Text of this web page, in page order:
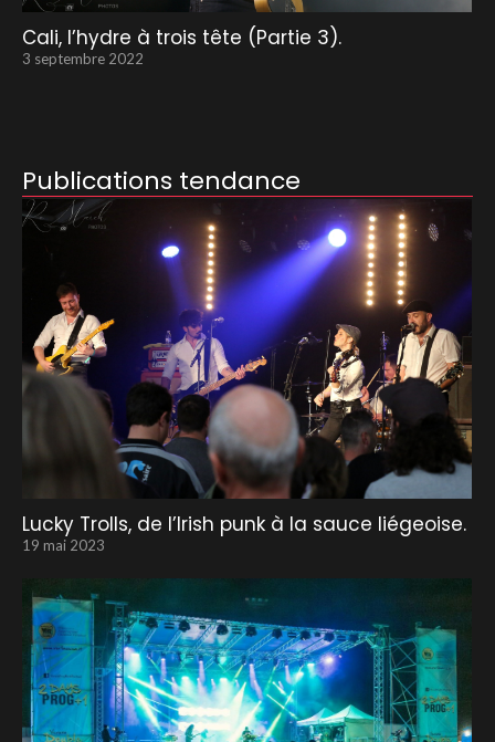
Cali, l’hydre à trois tête (Partie 3).
3 septembre 2022
Publications tendance
Lucky Trolls, de l’Irish punk à la sauce liégeoise.
19 mai 2023